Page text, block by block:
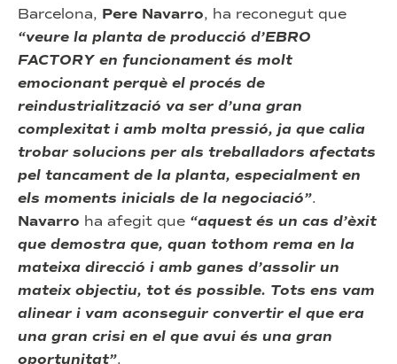
Barcelona, Pere Navarro, ha reconegut que
“veure la planta de producció d’EBRO
FACTORY en funcionament és molt
emocionant perquè el procés de
reindustrialització va ser d’una gran
complexitat i amb molta pressió, ja que calia
trobar solucions per als treballadors afectats
pel tancament de la planta, especialment en
els moments inicials de la negociació”.
Navarro ha afegit que “aquest és un cas d’èxit
que demostra que, quan tothom rema en la
mateixa direcció i amb ganes d’assolir un
mateix objectiu, tot és possible. Tots ens vam
alinear i vam aconseguir convertir el que era
una gran crisi en el que avui és una gran
oportunitat”.